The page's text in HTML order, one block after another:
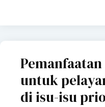
untuk
di isu-isu